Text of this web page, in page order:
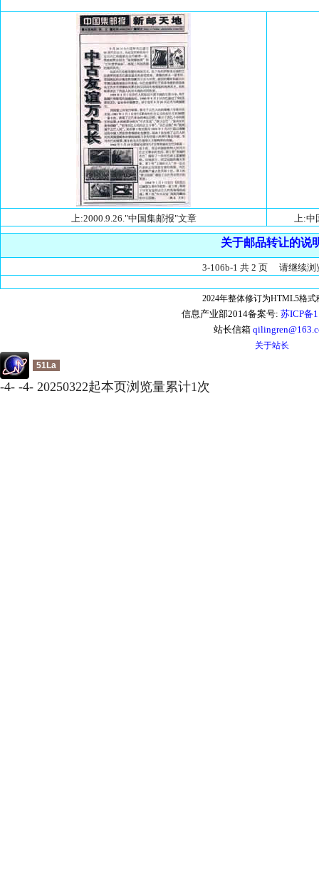
上:2000.9.26."中国集邮报"文章 上:中
关于邮品转让的说
3-106b-1 共 2 页 请继续浏
2024年整体修订为HTML5格式
信息产业部2014备案号: 苏ICP备
站长信箱
关于站长
51La
-4- -4- 20250322起本页浏览量累计1次